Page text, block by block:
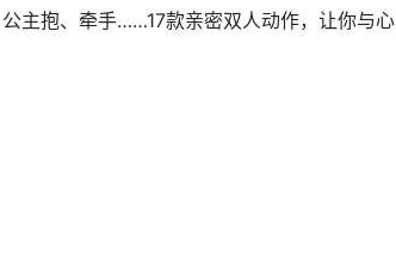
主抱、牵手……17款亲密双人动作，让你与心